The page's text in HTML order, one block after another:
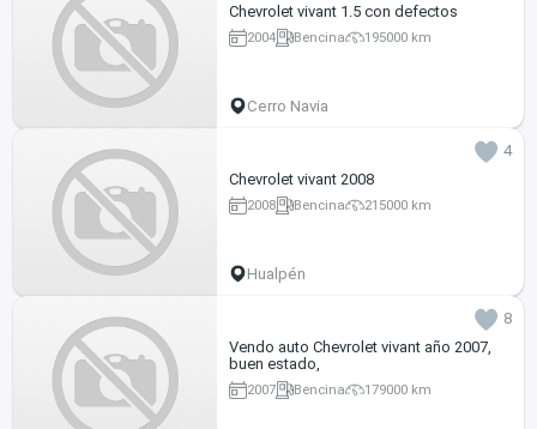
Chevrolet vivant 1.5 con defectos
2004 Bencina 195000 km
Cerro Navia
4
Chevrolet vivant 2008
2008 Bencina 215000 km
Hualpén
8
Vendo auto Chevrolet vivant año 2007,
buen estado,
2007 Bencina 179000 km